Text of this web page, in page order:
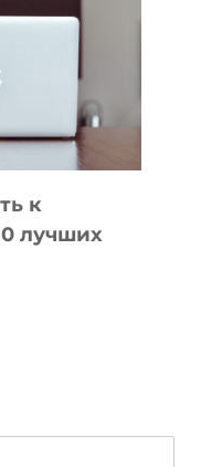
к
лучших